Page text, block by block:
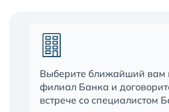
Выберите ближайший вам
филиал Банка и
встрече со специалистом